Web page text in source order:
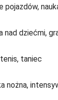
nad dziećmi,
taniec
nożna,